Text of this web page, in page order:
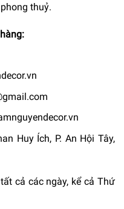
thuỷ.
Huy Ích, P. An Hội Tây,
cả các ngày, kể cả Thứ